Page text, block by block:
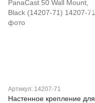
Артикул: 14207-71
Настенное крепление для